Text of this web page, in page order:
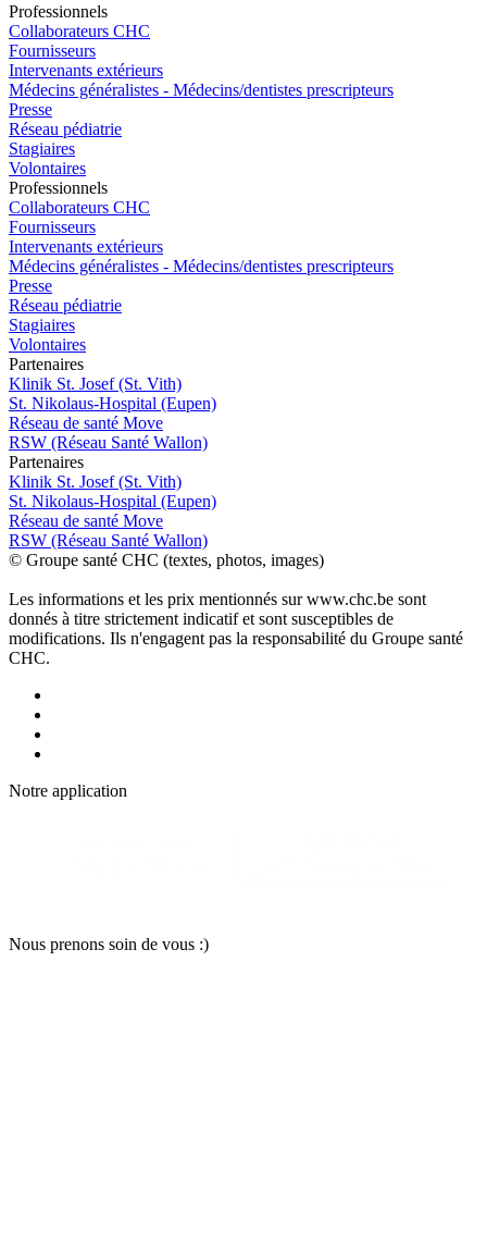
Professionnels
Collaborateurs CHC
Fournisseurs
Intervenants extérieurs
Médecins généralistes - Médecins/dentistes prescripteurs
Presse
Réseau pédiatrie
Stagiaires
Volontaires
Professionnels
Collaborateurs CHC
Fournisseurs
Intervenants extérieurs
Médecins généralistes - Médecins/dentistes prescripteurs
Presse
Réseau pédiatrie
Stagiaires
Volontaires
Partenaires
Klinik St. Josef (St. Vith)
St. Nikolaus-Hospital (Eupen)
Réseau de santé Move
RSW (Réseau Santé Wallon)
Partenaires
Klinik St. Josef (St. Vith)
St. Nikolaus-Hospital (Eupen)
Réseau de santé Move
RSW (Réseau Santé Wallon)
© Groupe santé CHC (textes, photos, images)
Les informations et les prix mentionnés sur www.chc.be sont
donnés à titre strictement indicatif et sont susceptibles de
modifications. Ils n'engagent pas la responsabilité du Groupe santé
CHC.
Notre application
Nous prenons soin de vous :)